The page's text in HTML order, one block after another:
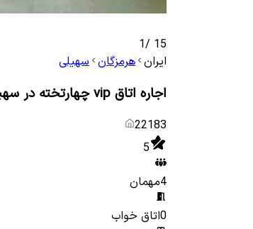
15
/
1
ایران هرمزگان سهیلی
اجاره اتاق vip چهارتخته در سهیلی قشم - نزدیک ساحل
22183
5
4مهمان
0اتاق خواب